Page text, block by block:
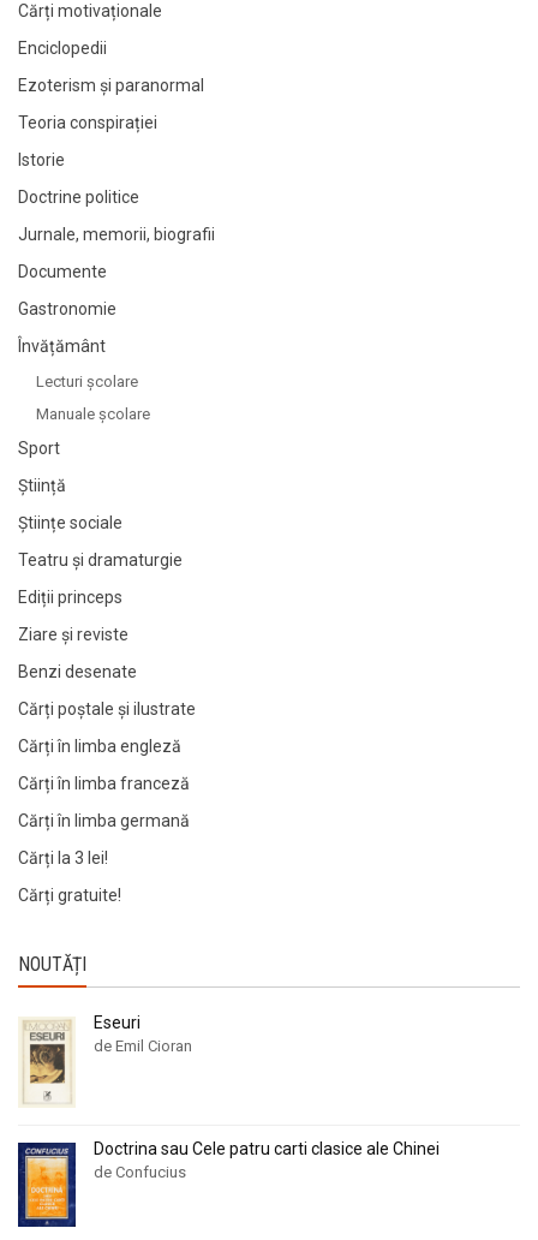
Cărți motivaționale
Enciclopedii
Ezoterism și paranormal
Teoria conspirației
Istorie
Doctrine politice
Jurnale, memorii, biografii
Documente
Gastronomie
Învățământ
Lecturi şcolare
Manuale şcolare
Sport
Știință
Științe sociale
Teatru și dramaturgie
Ediții princeps
Ziare şi reviste
Benzi desenate
Cărți poștale și ilustrate
Cărți în limba engleză
Cărți în limba franceză
Cărți în limba germană
Cărți la 3 lei!
Cărți gratuite!
NOUTĂȚI
Eseuri
de Emil Cioran
Doctrina sau Cele patru carti clasice ale Chinei
de Confucius